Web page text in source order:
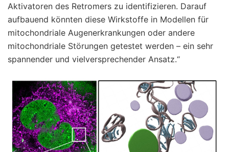
Aktivatoren des Retromers zu identifizieren. Darauf
aufbauend könnten diese Wirkstoffe in Modellen für
mitochondriale Augenerkrankungen oder andere
mitochondriale Störungen getestet werden – ein sehr
spannender und vielversprechender Ansatz.“